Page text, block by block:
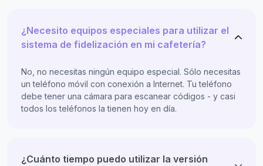
¿Necesito equipos especiales para utilizar el
sistema de fidelización en mi cafetería?
No, no necesitas ningún equipo especial. Sólo necesitas
un teléfono móvil con conexión a Internet. Tu teléfono
debe tener una cámara para escanear códigos - y casi
todos los teléfonos la tienen hoy en día.
¿Cuánto tiempo puedo utilizar la versión